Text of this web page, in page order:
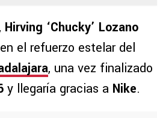
Hirving ‘Chucky’ Lozano
el refuerzo estelar del
, una vez finalizado
y llegaría gracias a Nike.